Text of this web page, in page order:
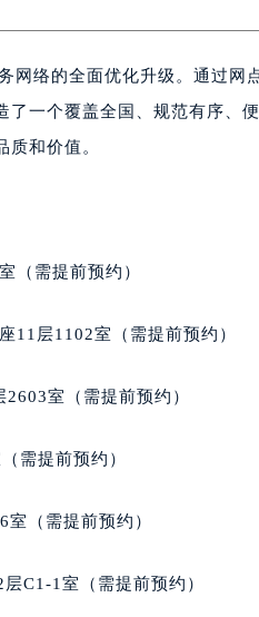
楼A座5层503-5室（需提前预
场写字楼4号楼22层2209室（
子塔（中央广场）A1座办公
写字楼A塔7层704室（需提前
字楼17层1701室（需提前预约
楼B座11层1104室（需提前预
字楼24层2406B室（需提前预
环球金融中心写字楼（芙蓉广
中心（品牌授权店）3层整层（
中心（品牌授权店）1层整层（
网络的全面优化升级。通过网
一个覆盖全国、规范有序、
和价值。
（需提前预约）
11层1102室（需提前预约）
室（需提前预约）
需提前预约）
（需提前预约）
C1-1室（需提前预约）